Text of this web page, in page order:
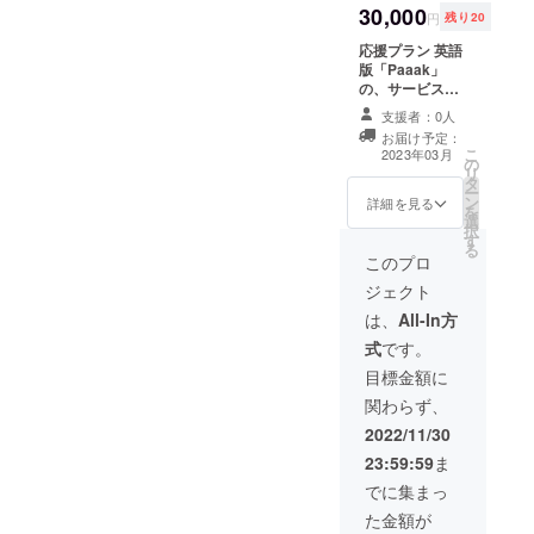
だきます。
魅力についてイ
ンタビューする
ため、オンライ
ン面談（30分
間、1回）を行い
ます。 オンライ
ン面談は、
Google
Meet（ビデオ
用します。
※Google
チャット）を使
用する際のトラ
ブルに対応する
ため、支援時、
必ず備考欄に、
ご自身のGmail
アドレスをご記
入ください。 実
施期間：2022年
12月 ~ 2023年2
月 お礼メールを
送信させていた
だきます。
30,000円 残り20
応援プラン 英語
版「Paaak」
の、サービス概
要説明ページの
末尾（謝辞欄）
に、あなたの英
語のお名前を掲
載します。 ※支
援時、必ず備考
ご記入くださ
は、順不同で
す。 掲載期間：
2023年3月 ~
2023年4月 お礼
メールを送信さ
せていただきま
す。
支援者：0人
お届け予定：
2023年03月
詳細を見る
こ
の
リ
タ
ー
ン
を
選
択
す
る
このプロ
ジェクト
は、 All-In方
式です。
目標金額に
関わらず、
2022/11/30
23:59:59ま
でに集まっ
た金額が